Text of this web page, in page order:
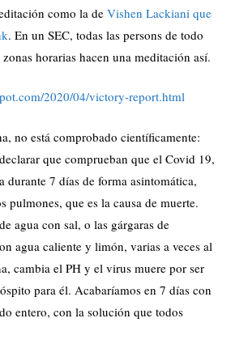
como la de Vishen Lackiani que
. En un SEC, todas las persons de todo
horarias hacen una meditación así.
2020/04/victory-report.html
no está comprobado científicamente:
que comprueban que el Covid 19,
durante 7 días de forma asintomática,
pulmones, que es la causa de muerte.
agua con sal, o las gárgaras de
agua caliente y limón, varias a veces al
cambia el PH y el virus muere por ser
para él. Acabaríamos en 7 días con
entero, con la solución que todos